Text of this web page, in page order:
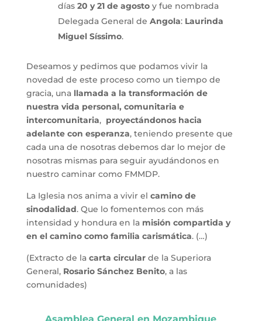
días 20 y 21 de agostoy fue nombrada
Delegada General de Angola: Laurinda
Miguel Síssimo.
Deseamos y pedimos que podamos vivir la
novedad de este proceso como un tiempo de
gracia, una llamada a la transformación de
nuestra vida personal, comunitaria e
intercomunitaria, proyectándonos hacia
adelante con esperanza, teniendo presente que
cada una de nosotras debemos dar lo mejor de
nosotras mismas para seguir ayudándonos en
nuestro caminar como FMMDP.
La Iglesia nos anima a vivir el camino de
sinodalidad. Que lo fomentemos con más
intensidad y hondura en la misión compartida y
en el camino como familia carismática. (…)
(Extracto de lacarta circularde la Superiora
General, Rosario Sánchez Benito, a las
comunidades)